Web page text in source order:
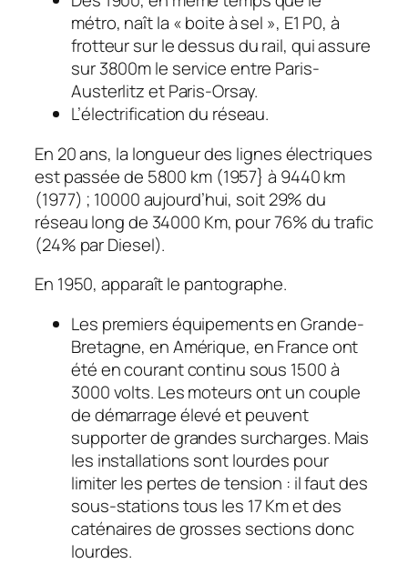
métro, naît la « boite à sel », E1 P0, à
frotteur sur le dessus du rail, qui assure
sur 3800m le service entre Paris-
Austerlitz et Paris-Orsay.
L’électrification du réseau.
En 20 ans, la longueur des lignes électriques
est passée de 5800 km (1957} à 9440 km
(1977) ; 10000 aujourd’hui, soit 29% du
réseau long de 34000 Km, pour 76% du trafic
(24% par Diesel).
En 1950, apparaît le pantographe.
Les premiers équipements en Grande-
Bretagne, en Amérique, en France ont
été en courant continu sous 1500 à
3000 volts. Les moteurs ont un couple
de démarrage élevé et peuvent
supporter de grandes surcharges. Mais
les installations sont lourdes pour
limiter les pertes de tension : il faut des
sous-stations tous les 17 Km et des
caténaires de grosses sections donc
lourdes.